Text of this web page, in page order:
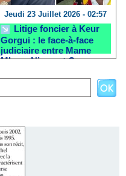
Jeudi 23 Juillet 2026 - 02:57
Litige foncier à Keur
Gorgui : le face-à-face
judiciaire entre Mame
Mbaye Niang et Ousmane